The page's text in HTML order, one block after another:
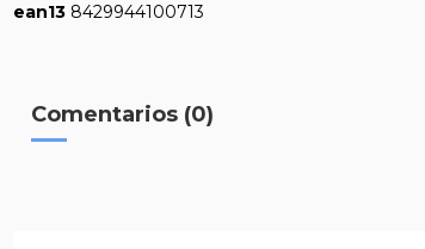
ean13 8429944100713
Comentarios (0)